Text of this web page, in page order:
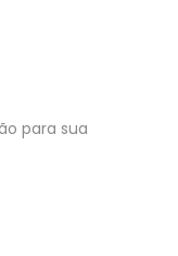
para sua